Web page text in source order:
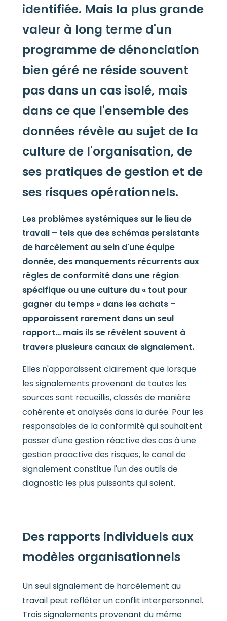
identifiée. Mais la plus grande
valeur à long terme d'un
programme de dénonciation
bien géré ne réside souvent
pas dans un cas isolé, mais
dans ce que l'ensemble des
données révèle au sujet de la
culture de l'organisation, de
ses pratiques de gestion et de
ses risques opérationnels.
Les problèmes systémiques sur le lieu de
travail – tels que des schémas persistants
de harcèlement au sein d'une équipe
donnée, des manquements récurrents aux
règles de conformité dans une région
spécifique ou une culture du « tout pour
gagner du temps » dans les achats –
apparaissent rarement dans un seul
rapport… mais ils se révèlent souvent à
travers plusieurs canaux de signalement.
Elles n'apparaissent clairement que lorsque
les signalements provenant de toutes les
sources sont recueillis, classés de manière
cohérente et analysés dans la durée. Pour les
responsables de la conformité qui souhaitent
passer d'une gestion réactive des cas à une
gestion proactive des risques, le canal de
signalement constitue l'un des outils de
diagnostic les plus puissants qui soient.
Des rapports individuels aux
modèles organisationnels
Un seul signalement de harcèlement au
travail peut refléter un conflit interpersonnel.
Trois signalements provenant du même